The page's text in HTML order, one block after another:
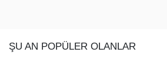
ŞU AN POPÜLER OLANLAR